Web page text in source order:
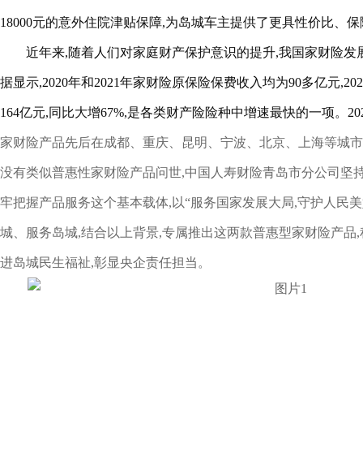
18000元的意外住院津贴保障,为岛城车主提供了更具性价比、
近年来,随着人们对家庭财产保护意识的提升,我国家财险
据显示,2020年和2021年家财险原保险保费收入均为90多亿元
164亿元,同比大增67%,是各类财产险险种中增速最快的一项。
家财险产品先后在成都、重庆、昆明、宁波、北京、上海等城
没有类似普惠性家财险产品问世,中国人寿财险青岛市分公司坚
牢把握产品服务这个基本载体,以“服务国家发展大局,守护人民
城、服务岛城,结合以上背景,专属推出这两款普惠型家财险产品
进岛城民生福祉,彰显央企责任担当。